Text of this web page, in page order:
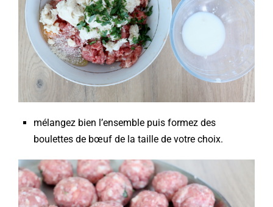
mélangez bien l’ensemble puis formez des
boulettes de bœuf de la taille de votre choix.